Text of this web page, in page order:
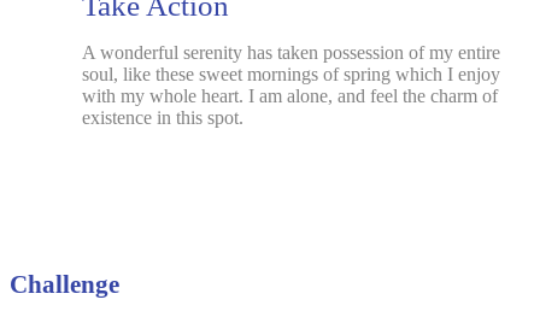
A wonderful serenity has taken possession of my entire
soul, like these sweet mornings of spring which I enjoy
with my whole heart. I am alone, and feel the charm of
existence in this spot.
Challenge